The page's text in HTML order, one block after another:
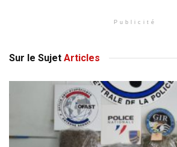
Publicité
Sur le Sujet Articles